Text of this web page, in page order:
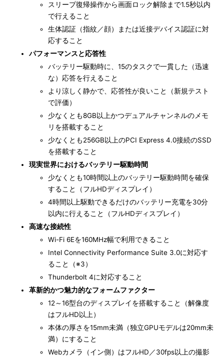
スリープ復帰操作から画面ロック解除まで1.5秒以内
で行えること
生体認証（指紋／顔）または近接デバイス認証に対
応すること
パフォーマンスと応答性
バッテリー駆動時に、15のタスクで一貫した（迅速
な）応答を行えること
より涼しく静かで、応答性が良いこと（新規テスト
で評価）
少なくとも8GB以上かつデュアルチャンネルのメモ
リを搭載すること
少なくとも256GB以上のPCI Express 4.0接続のSSD
を搭載すること
現実世界におけるバッテリー駆動時間
少なくとも10時間以上のバッテリー駆動時間を確保
すること（フルHDディスプレイ）
4時間以上駆動できるだけのバッテリー充電を30分
以内に行えること（フルHDディスプレイ）
高速な接続性
Wi-Fi 6Eを160MHz幅で利用できること
Intel Connectivity Performance Suite 3.0に対応す
ること（※3）
Thunderbolt 4に対応すること
革新的かつ魅力的なフォームファクター
12～16型台のディスプレイを搭載すること（解像度
はフルHD以上）
本体の厚さを15mm未満（独立GPUモデルは20mm未
満）にすること
Webカメラ（イン側）はフルHD／30fps以上の撮影